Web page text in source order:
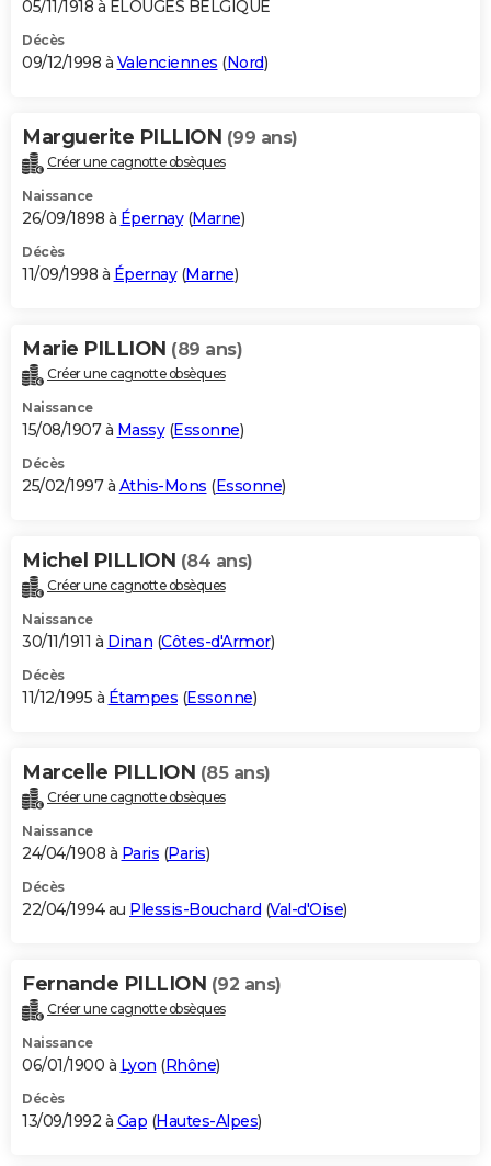
05/11/1918 à ELOUGES BELGIQUE
Décès
09/12/1998 à Valenciennes (Nord)
Marguerite PILLION (99 ans)
Créer une cagnotte obsèques
Naissance
26/09/1898 à Épernay(Marne)
Décès
11/09/1998 à Épernay(Marne)
Marie PILLION (89 ans)
Créer une cagnotte obsèques
Naissance
15/08/1907 à Massy(Essonne)
Décès
25/02/1997 à Athis-Mons (Essonne)
Michel PILLION (84 ans)
Créer une cagnotte obsèques
Naissance
30/11/1911 à Dinan (Côtes-d'Armor)
Décès
11/12/1995 à Étampes (Essonne)
Marcelle PILLION (85 ans)
Créer une cagnotte obsèques
Naissance
24/04/1908 à Paris (Paris)
Décès
22/04/1994 au Plessis-Bouchard (Val-d'Oise)
Fernande PILLION (92 ans)
Créer une cagnotte obsèques
Naissance
06/01/1900 à Lyon (Rhône)
Décès
13/09/1992 à Gap (Hautes-Alpes)